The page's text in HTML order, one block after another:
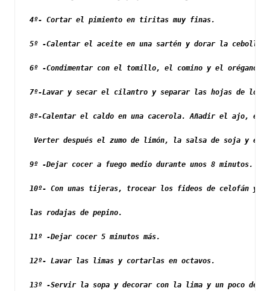
4º- Cortar el pimiento en tiritas muy finas.
5º -Calentar el aceite en una sartén y dorar la
6º -Condimentar con el tomillo, el comino y el orégano.
7º-Lavar y secar el cilantro y separar las hojas de los
8º-Calentar el caldo en una cacerola. Añadir el ajo,
Verter después el zumo de limón, la salsa de soja y el
9º -Dejar cocer a fuego medio durante unos 8 minutos.
10º- Con unas tijeras, trocear los fideos de celofán y
las rodajas de pepino.
11º -Dejar cocer 5 minutos más.
12º- Lavar las limas y cortarlas en octavos.
13º -Servir la sopa y decorar con la lima y un poco de